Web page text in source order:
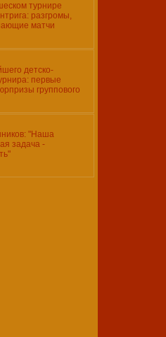
турнире
разгромы,
матчи
детско-
первые
группового
"Наша
задача -